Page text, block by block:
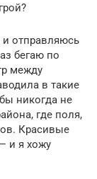
отправляюсь
бегаю по
между
в такие
никогда не
где поля,
Красивые
и я хожу